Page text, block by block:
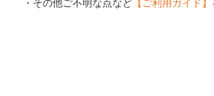
・その他ご不明な点など 【ご利用ガイド】